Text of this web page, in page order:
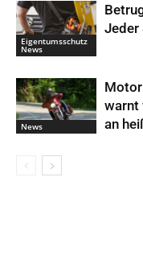
Eigentumsschutz
News
Jeder
News
warnt
an